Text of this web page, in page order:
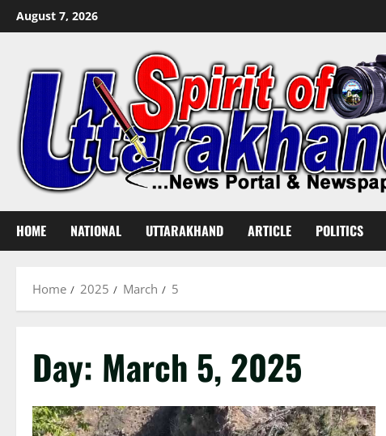
Skip
to
August 7, 2026
HOME NATIONAL UTTARAKHAND ARTICLE POLITICS
Home 2025 March 5
Day: March 5, 2025